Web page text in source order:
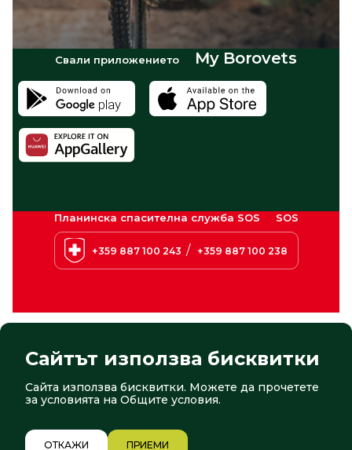
Свали приложението My Borovets
Планинска спасителна служба SOS SOS
+359 887 100 243 / +359 887 100 238
© 2026 Боровец. Всички права запазени Сайт от:СтудиоХ
2/12
Сайтът използва бисквитки
Сайта използва бисквитки. Можете да прочетете
за условията на Общите условия.
ОТКАЖИ ПРИЕМИ